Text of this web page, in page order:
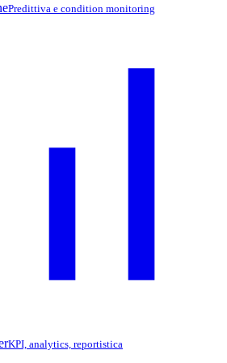
Predittiva e condition monitoring
KPI, analytics, reportistica